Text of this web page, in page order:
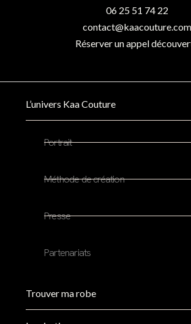
L’univers Kaa Couture
Portrait
Méthode de création
Presse
Partenariats
Trouver ma robe
06 25 51 74 22
contact@kaacouture.com
Réserver un appel